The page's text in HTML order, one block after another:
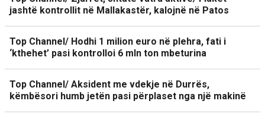
jashtë kontrollit në Mallakastër, kalojnë në Patos
Top Channel/ Hodhi 1 milion euro në plehra, fati i
‘kthehet’ pasi kontrolloi 6 mln ton mbeturina
Top Channel/ Aksident me vdekje në Durrës,
këmbësori humb jetën pasi përplaset nga një makinë